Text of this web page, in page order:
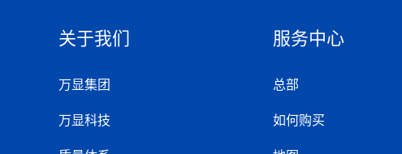
关于我们
万显集团
万显科技
服务中心
总部
如何购买